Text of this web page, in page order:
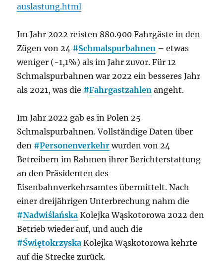
auslastung.html
Im Jahr 2022 reisten 880.900 Fahrgäste in den
Zügen von 24 #Schmalspurbahnen – etwas
weniger (-1,1%) als im Jahr zuvor. Für 12
Schmalspurbahnen war 2022 ein besseres Jahr
als 2021, was die #Fahrgastzahlen angeht.
Im Jahr 2022 gab es in Polen 25
Schmalspurbahnen. Vollständige Daten über
den #Personenverkehr wurden von 24
Betreibern im Rahmen ihrer Berichterstattung
an den Präsidenten des
Eisenbahnverkehrsamtes übermittelt. Nach
einer dreijährigen Unterbrechung nahm die
#Nadwiślańska Kolejka Wąskotorowa 2022 den
Betrieb wieder auf, und auch die
#Świętokrzyska Kolejka Wąskotorowa kehrte
auf die Strecke zurück.